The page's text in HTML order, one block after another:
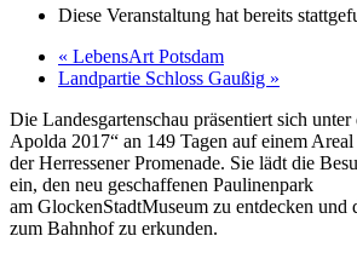
Diese Veranstaltung hat bereits
« LebensArt Potsdam
Landpartie Schloss Gaußig »
Die Landesgartenschau präsentiert sich
Apolda 2017“ an 149 Tagen auf einem
der Herressener Promenade. Sie lädt die
ein, den neu geschaffenen Paulinenpark
am GlockenStadtMuseum zu entdecken und
zum Bahnhof zu erkunden.